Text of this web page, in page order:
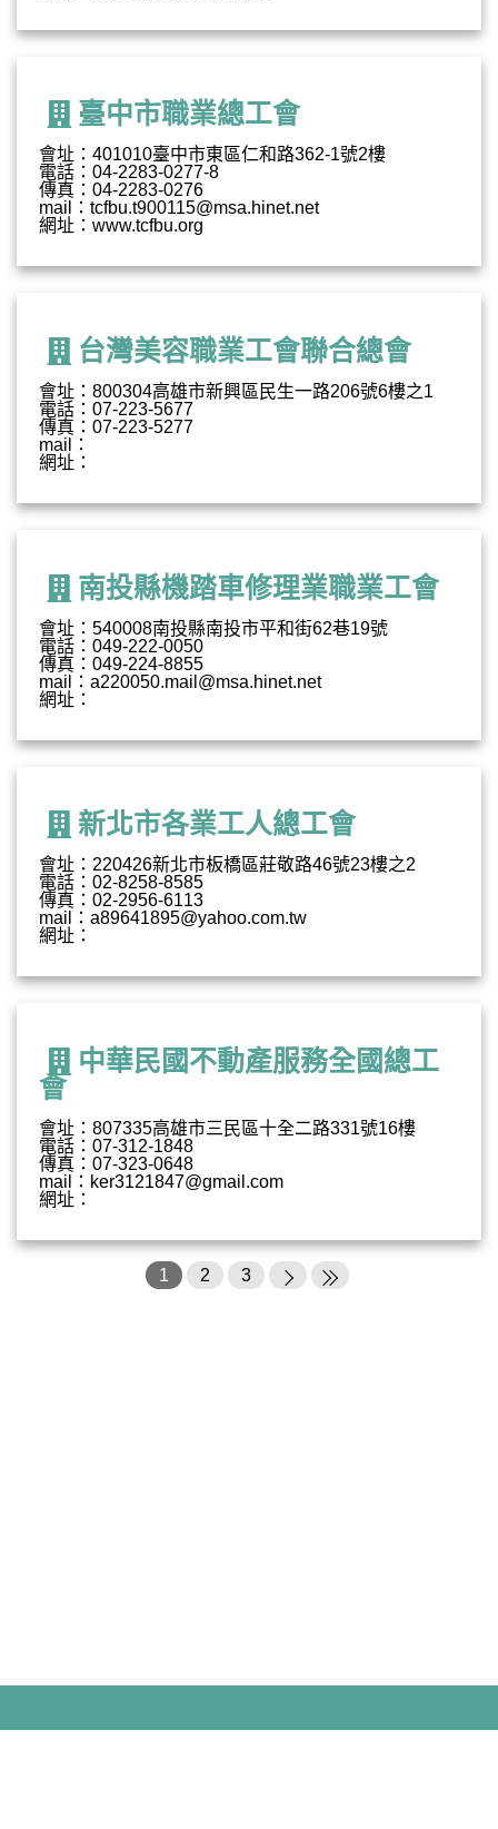
臺中市職業總工會
會址：401010臺中市東區仁和路362-1號2樓
電話：04-2283-0277-8
傳真：04-2283-0276
mail：tcfbu.t900115@msa.hinet.net
網址：www.tcfbu.org
台灣美容職業工會聯合總會
會址：800304高雄市新興區民生一路206號6樓之1
電話：07-223-5677
傳真：07-223-5277
mail：
網址：
南投縣機踏車修理業職業工會
會址：540008南投縣南投市平和街62巷19號
電話：049-222-0050
傳真：049-224-8855
mail：a220050.mail@msa.hinet.net
網址：
新北市各業工人總工會
會址：220426新北市板橋區莊敬路46號23樓之2
電話：02-8258-8585
傳真：02-2956-6113
mail：a89641895@yahoo.com.tw
網址：
中華民國不動產服務全國總工
會
會址：807335高雄市三民區十全二路331號16樓
電話：07-312-1848
傳真：07-323-0648
mail：ker3121847@gmail.com
網址：
1 2 3